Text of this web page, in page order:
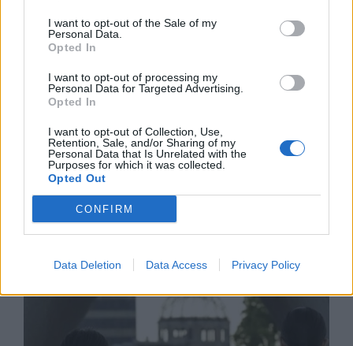
I want to opt-out of the Sale of my
Personal Data.
Opted In
I want to opt-out of processing my
Personal Data for Targeted Advertising.
Opted In
I want to opt-out of Collection, Use,
Retention, Sale, and/or Sharing of my
Personal Data that Is Unrelated with the
Purposes for which it was collected.
Opted Out
CONFIRM
Data Deletion Data Access Privacy Policy
Франция ще забрани рекламните
обаждания без съгласието на
абонатите от 11 август